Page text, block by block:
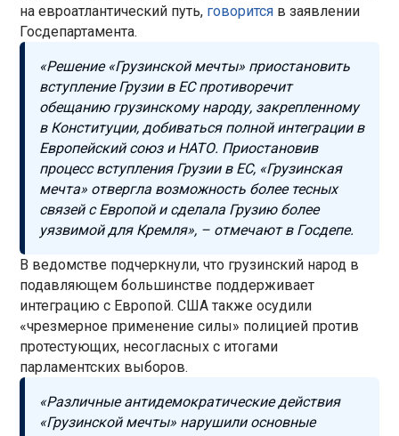
на евроатлантический путь, говорится в заявлении
Госдепартамента.
«Решение «Грузинской мечты» приостановить
вступление Грузии в ЕС противоречит
обещанию грузинскому народу, закрепленному
в Конституции, добиваться полной интеграции в
Европейский союз и НАТО. Приостановив
процесс вступления Грузии в ЕС, «Грузинская
мечта» отвергла возможность более тесных
связей с Европой и сделала Грузию более
уязвимой для Кремля», – отмечают в Госдепе.
В ведомстве подчеркнули, что грузинский народ в
подавляющем большинстве поддерживает
интеграцию с Европой. США также осудили
«чрезмерное применение силы» полицией против
протестующих, несогласных с итогами
парламентских выборов.
«Различные антидемократические действия
«Грузинской мечты» нарушили основные